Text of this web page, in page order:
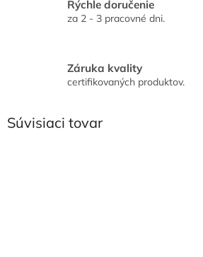
Rýchle doručenie
za 2 - 3 pracovné dni.
Záruka kvality
certifikovaných produktov.
Súvisiaci tovar